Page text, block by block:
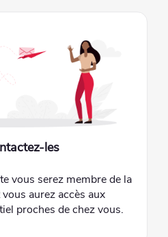
les
vous serez membre de la
aurez accès aux
proches de chez vous.